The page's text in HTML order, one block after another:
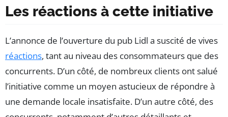
Les réactions à cette initiative
L’annonce de l’ouverture du pub Lidl a suscité de vives
réactions, tant au niveau des consommateurs que des
concurrents. D’un côté, de nombreux clients ont salué
l’initiative comme un moyen astucieux de répondre à
une demande locale insatisfaite. D’un autre côté, des